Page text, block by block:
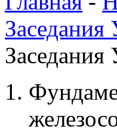
Заседания
Заседания